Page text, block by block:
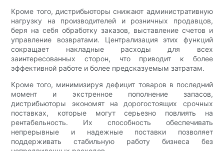
Кроме того, дистрибьюторы снижают административную
нагрузку на производителей и розничных продавцов,
беря на себя обработку заказов, выставление счетов и
управление возвратами. Централизация этих функций
сокращает накладные расходы для всех
заинтересованных сторон, что приводит к более
эффективной работе и более предсказуемым затратам.
Кроме того, минимизируя дефицит товаров в последний
момент и экстренное пополнение запасов,
дистрибьюторы экономят на дорогостоящих срочных
поставках, которые могут серьезно повлиять на
рентабельность. Их способность обеспечивать
непрерывные и надежные поставки позволяет
поддерживать стабильную работу бизнеса без